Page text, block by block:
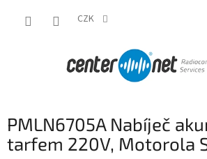
CZK
PMLN6705A Nabíječ
tarfem 220V, Motorola